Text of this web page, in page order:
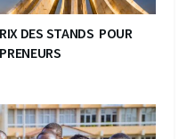
DES STANDS POUR